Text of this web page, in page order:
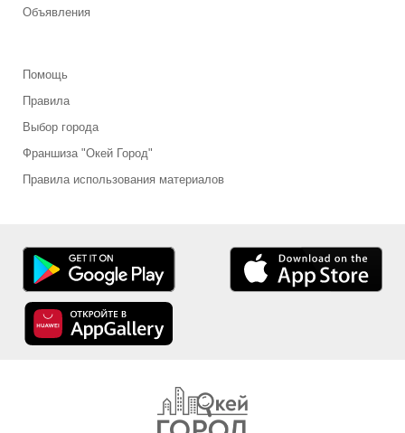
Объявления
Помощь
Правила
Выбор города
Франшиза "Окей Город"
Правила использования материалов